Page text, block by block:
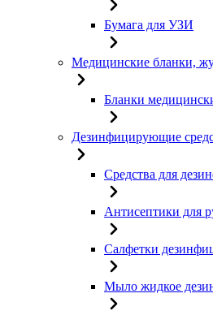
Бумага для УЗИ
Медицинские бланки,
Бланки
Дезинфицирующие
Средства для
Антисептики для
Салфетки
Мыло жидкое